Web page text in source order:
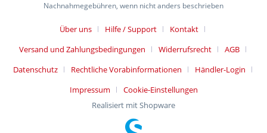
Nachnahmegebühren, wenn nicht anders beschrieben
Über uns Hilfe / Support
Kontakt
Versand und Zahlungsbedingungen
Widerrufsrecht
AGB
Datenschutz
Rechtliche Vorabinformationen
Händler-Login
Impressum
Cookie-Einstellungen
Realisiert mit Shopware